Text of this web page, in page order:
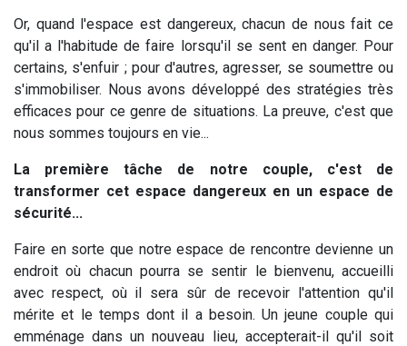
Or, quand l'espace est dangereux, chacun de nous fait ce
qu'il a l'habitude de faire lorsqu'il se sent en danger. Pour
certains, s'enfuir ; pour d'autres, agresser, se soumettre ou
s'immobiliser. Nous avons développé des stratégies très
efficaces pour ce genre de situations. La preuve, c'est que
nous sommes toujours en vie...
La première tâche de notre couple, c'est de
transformer cet espace dangereux en un espace de
sécurité...
Faire en sorte que notre espace de rencontre devienne un
endroit où chacun pourra se sentir le bienvenu, accueilli
avec respect, où il sera sûr de recevoir l'attention qu'il
mérite et le temps dont il a besoin. Un jeune couple qui
emménage dans un nouveau lieu, accepterait-il qu'il soit